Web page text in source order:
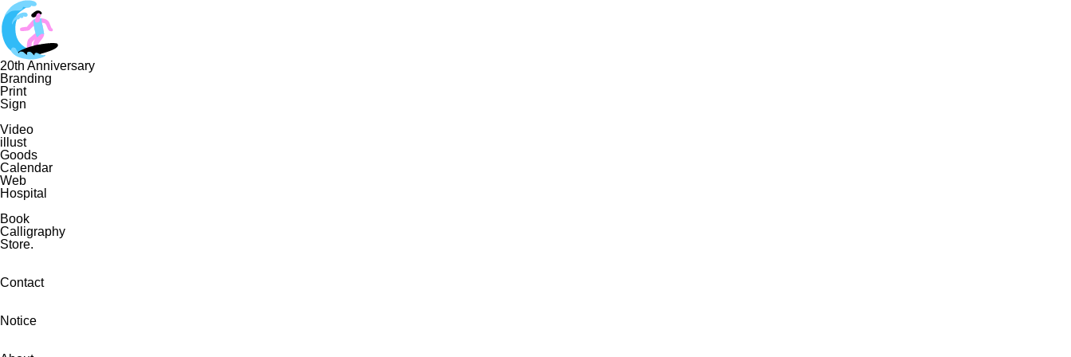
20th Anniversary
Branding
Print
Sign
Video
illust
Goods
Calendar
Web
Hospital
Book
Calligraphy
Store.
Contact
Notice